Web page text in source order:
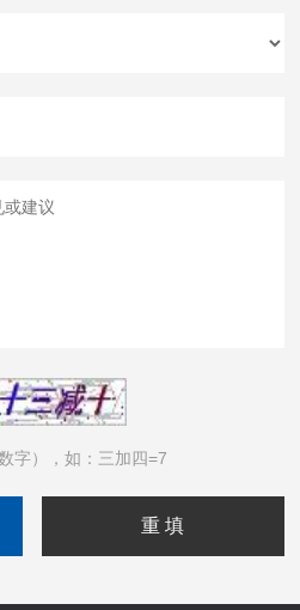
字），如：三加四=7